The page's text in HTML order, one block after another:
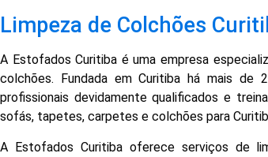
Limpeza de Colchões
A Estofados Curitiba é uma empresa
colchões. Fundada em Curitiba há mais de
profissionais devidamente qualificados e
sofás, tapetes, carpetes e colchões para
A Estofados Curitiba oferece serviços de